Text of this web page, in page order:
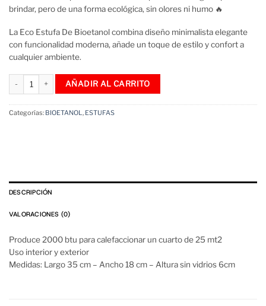
era:
es:
brindar, pero de una forma ecológica, sin olores ni humo 🔥
La Eco Estufa De Bioetanol combina diseño minimalista elegante
con funcionalidad moderna, añade un toque de estilo y confort a
cualquier ambiente.
Eco Estufa De Bioetanol Firespit Pro Blanca cantidad
AÑADIR AL CARRITO
Categorías: BIOETANOL, ESTUFAS
DESCRIPCIÓN
VALORACIONES (0)
Produce 2000 btu para calefaccionar un cuarto de 25 mt2
Uso interior y exterior
Medidas: Largo 35 cm – Ancho 18 cm – Altura sin vidrios 6cm